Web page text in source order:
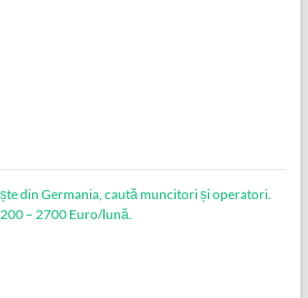
din Germania, caută muncitori și operatori.
– 2700 Euro/lună.